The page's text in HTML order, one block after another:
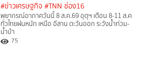
#ข่าวเศรษฐกิจ #TNN ช่อง16
พยากรณ์อากาศวันนี้ 8 ส.ค.69 อุตุฯ เตือน 8-11 ส.ค
ทั่วไทยฝนหนัก เหนือ อีสาน ตะวันออก ระวังน้ำท่วม-
น้ำป่า
75